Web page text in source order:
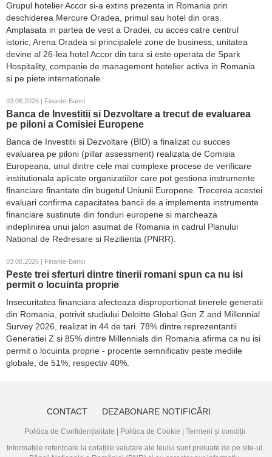
Grupul hotelier Accor si-a extins prezenta in Romania prin
deschiderea Mercure Oradea, primul sau hotel din oras.
Amplasata in partea de vest a Oradei, cu acces catre centrul
istoric, Arena Oradea si principalele zone de business, unitatea
devine al 26-lea hotel Accor din tara si este operata de Spark
Hospitality, companie de management hotelier activa in Romania
si pe piete internationale.
03.08.2026 | Finante-Banci
Banca de Investitii si Dezvoltare a trecut de evaluarea
pe piloni a Comisiei Europene
Banca de Investitii si Dezvoltare (BID) a finalizat cu succes
evaluarea pe piloni (pillar assessment) realizata de Comisia
Europeana, unul dintre cele mai complexe procese de verificare
institutionala aplicate organizatiilor care pot gestiona instrumente
financiare finantate din bugetul Uniunii Europene. Trecerea acestei
evaluari confirma capacitatea bancii de a implementa instrumente
financiare sustinute din fonduri europene si marcheaza
indeplinirea unui jalon asumat de Romania in cadrul Planului
National de Redresare si Rezilienta (PNRR).
03.08.2026 | Finante-Banci
Peste trei sferturi dintre tinerii romani spun ca nu isi
permit o locuinta proprie
Insecuritatea financiara afecteaza disproportionat tinerele generatii
din Romania, potrivit studiului Deloitte Global Gen Z and Millennial
Survey 2026, realizat in 44 de tari. 78% dintre reprezentantii
Generatiei Z si 85% dintre Millennials din Romania afirma ca nu isi
permit o locuinta proprie - procente semnificativ peste mediile
globale, de 51%, respectiv 40%.
CONTACT DEZABONARE NOTIFICĂRI
Politica de Confidențialitate Politica de Cookie
Termeni și condiții
Informațiile referitoare la cotațiile valutare ale leului sunt preluate de pe site-ul